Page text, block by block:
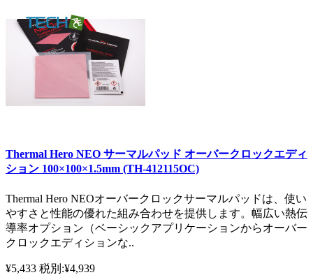
Thermal Hero NEO サーマルパッド オーバークロックエディ
ション 100×100×1.5mm (TH-412115OC)
Thermal Hero NEOオーバークロックサーマルパッドは、使い
やすさと性能の優れた組み合わせを提供します。幅広い熱伝
導率オプション（ベーシックアプリケーションからオーバー
クロックエディションな..
¥5,433 税別:¥4,939